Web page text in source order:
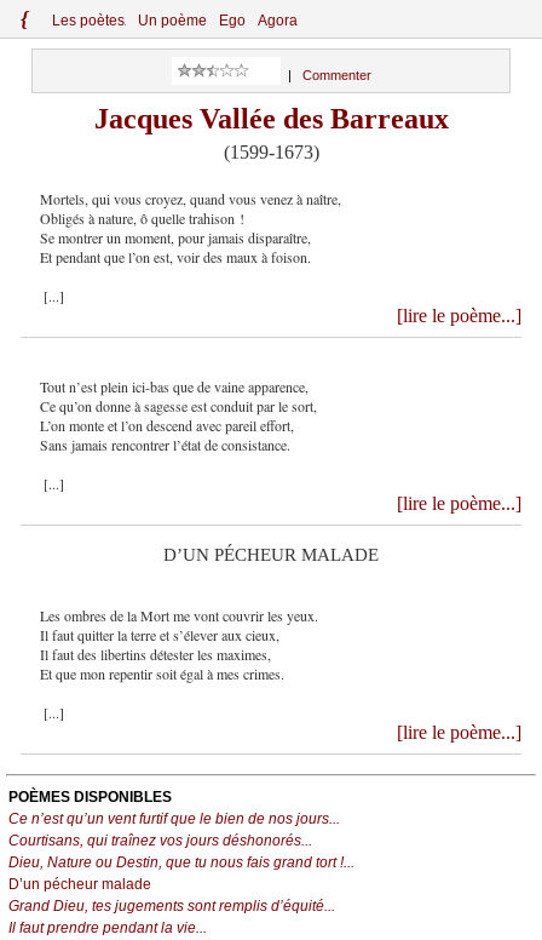
{ Les poètes Un poème Ego Agora
Commenter
Jacques Vallée des Barreaux
(1599-1673)
Mortels, qui vous croyez, quand vous venez à naître,
Obligés à nature, ô quelle trahison !
Se montrer un moment, pour jamais disparaître,
Et pendant que l’on est, voir des maux à foison.
[...]
[lire le poème...]
Tout n’est plein ici-bas que de vaine apparence,
Ce qu’on donne à sagesse est conduit par le sort,
L’on monte et l’on descend avec pareil effort,
Sans jamais rencontrer l’état de consistance.
[...]
[lire le poème...]
D’UN PÉCHEUR MALADE
Les ombres de la Mort me vont couvrir les yeux.
Il faut quitter la terre et s’élever aux cieux,
Il faut des libertins détester les maximes,
Et que mon repentir soit égal à mes crimes.
[...]
[lire le poème...]
POÈMES DISPONIBLES
Ce n’est qu’un vent furtif que le bien de nos jours...
Courtisans, qui traînez vos jours déshonorés...
Dieu, Nature ou Destin, que tu nous fais grand tort !...
D’un pécheur malade
Grand Dieu, tes jugements sont remplis d’équité...
Il faut prendre pendant la vie...